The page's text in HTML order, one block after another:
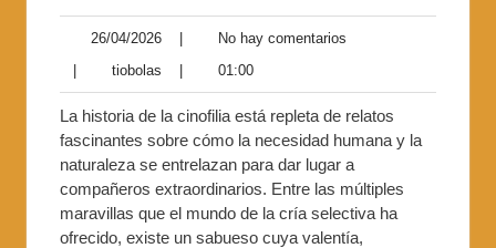
26/04/2026
No hay comentarios
tiobolas 01:00
La historia de la cinofilia está repleta de relatos
fascinantes sobre cómo la necesidad humana y la
naturaleza se entrelazan para dar lugar a
compañeros extraordinarios. Entre las múltiples
maravillas que el mundo de la cría selectiva ha
ofrecido, existe un sabueso cuya valentía,